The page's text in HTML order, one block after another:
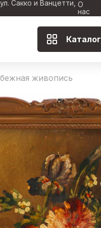
Сакко и Ванцетти, О
нас
Каталог
живопись